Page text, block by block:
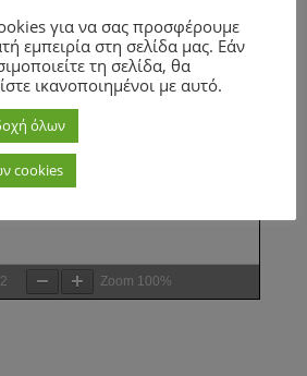
2 Zoom 100%
για να σας προσφέρουμε
εμπειρία στη σελίδα μας. Εάν
τη σελίδα, θα
ικανοποιημένοι με αυτό.
όλων
cookies